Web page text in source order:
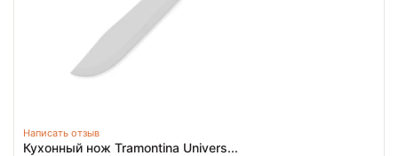
Написать отзыв
Кухонный нож Tramontina Univers...